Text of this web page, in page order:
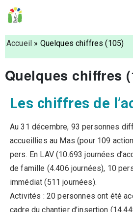
Accueil » Quelques chiffres (105)
Quelques chiffres
Les chiffres de
Au 31 décembre, 93 personnes
accueillies au Mas (pour 109
pers. En LAV (10.693 journées
de famille (4.406 journées), 10
immédiat (511 journées).
Activités : 20 personnes ont été
cadre du chantier d’insertion